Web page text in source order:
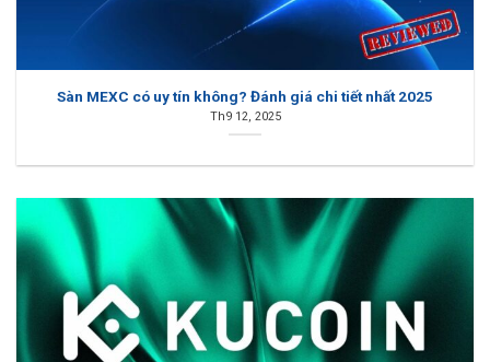
Sàn MEXC có uy tín không? Đánh giá chi tiết nhất 2025
Th9 12, 2025